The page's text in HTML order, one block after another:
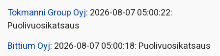
Tokmanni Group Oyj: 2026-08-07 05:00:22:
Puolivuosikatsaus
Bittium Oyj: 2026-08-07 05:00:18: Puolivuosikatsaus